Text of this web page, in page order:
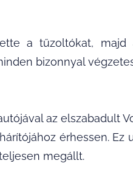
a tűzoltókat,
bizonnyal
az elszabadult
érhessen.
megállt.